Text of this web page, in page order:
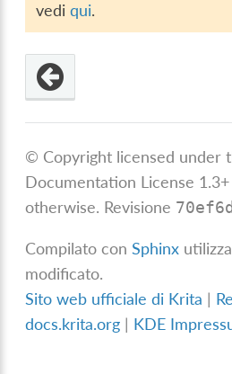
vediqui.
© Copyright licensed under
Documentation License
otherwise. Revisione
Compilato conSphinx
modificato.
Sito web ufficiale di Krita |
docs.krita.org | KDE